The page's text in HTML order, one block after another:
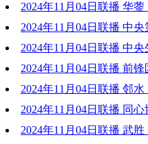
2024年11月04日联播 华
2024年11月04日联播 中
七批信访件
2024年11月04日联播 中
边改公开情况(第八批)
2024年11月04日联播 前
2024年11月04日联播 邻
2024年11月04日联播 同
预防部署会
2024年11月04日联播 武